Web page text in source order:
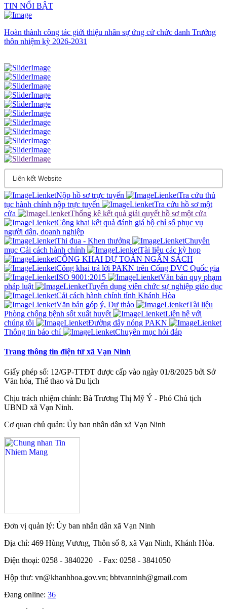
TIN NỔI BẬT
Hoàn thành công tác giới thiệu nhân sự ứng cử chức danh Trưởng
thôn nhiệm kỳ 2026-2031
Nộp hồ sơ trực tuyến
Tra cứu thủ
tục hành chính nộp trực tuyến
Tra cứu hồ sơ một
cửa
Thống kê kết quả giải quyết hồ sơ một cửa
Công khai kết quả đánh giá bộ chỉ sổ phục vụ
người dân, doanh nghiệp
Thi đua - Khen thưởng
Chuyên
mục Cải cách hành chính
Tài liệu các kỳ họp
CÔNG KHAI DỰ TOÁN NGÂN SÁCH
Công khai trả lời PAKN trên Cổng DVC Quốc gia
ISO 9001:2015
Văn bản quy phạm
pháp luật
Tuyển dụng viên chức sự nghiệp giáo dục
Cải cách hành chính tỉnh Khánh Hòa
Văn bản góp ý, Dự thảo
Tài liệu
Phòng chống bệnh sốt xuất huyết
Liên hệ với
chúng tôi
Đường dây nóng PAKN
Thông tin báo chí
Chuyên mục hỏi đáp
Trang thông tin điện tử xã Vạn Ninh
Giấy phép số: 12/GP-TTĐT được cấp vào ngày 01/8/2025 bởi Sở
Văn hóa, Thể thao và Du lịch
Chịu trách nhiệm chính: Bà Trương Thị Mỹ Ý - Phó Chủ tịch
UBND xã Vạn Ninh.
Cơ quan chủ quản: Ủy ban nhân dân xã Vạn Ninh
Đơn vị quản lý: Ủy ban nhân dân xã Vạn Ninh
Địa chỉ: 469 Hùng Vương, Thôn số 8, xã Vạn Ninh, Khánh Hòa.
Điện thoại: 0258 - 3840220 - Fax: 0258 - 3841050
Hộp thư: vn@khanhhoa.gov.vn; bbtvanninh@gmail.com
Đang online: 36